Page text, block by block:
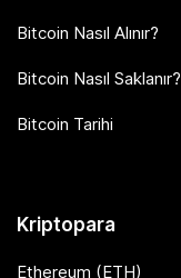
Bitcoin Nasıl Alınır?
Bitcoin Nasıl Saklanır?
Bitcoin Tarihi
Kriptopara
Ethereum (ETH)